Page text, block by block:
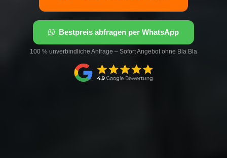
Bestpreis abfragen per WhatsApp
100 % unverbindliche Anfrage – Sofort Angebot ohne Bla Bla